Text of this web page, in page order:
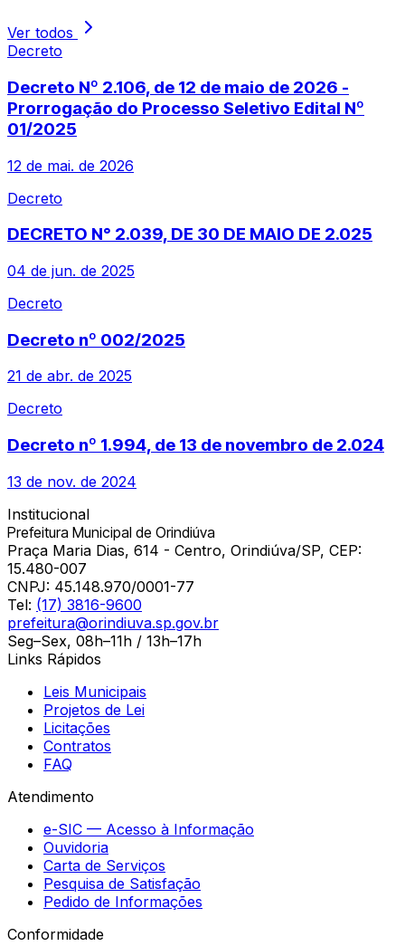
Ver todos
Decreto
Decreto Nº 2.106, de 12 de maio de 2026 -
Prorrogação do Processo Seletivo Edital Nº
01/2025
12 de mai. de 2026
Decreto
DECRETO N° 2.039, DE 30 DE MAIO DE 2.025
04 de jun. de 2025
Decreto
Decreto nº 002/2025
21 de abr. de 2025
Decreto
Decreto nº 1.994, de 13 de novembro de 2.024
13 de nov. de 2024
Institucional
Prefeitura Municipal de Orindiúva
Praça Maria Dias, 614 - Centro, Orindiúva/SP, CEP:
15.480-007
CNPJ: 45.148.970/0001-77
Tel: (17) 3816-9600
prefeitura@orindiuva.sp.gov.br
Seg–Sex, 08h–11h / 13h–17h
Links Rápidos
Leis Municipais
Projetos de Lei
Licitações
Contratos
FAQ
Atendimento
e-SIC — Acesso à Informação
Ouvidoria
Carta de Serviços
Pesquisa de Satisfação
Pedido de Informações
Conformidade